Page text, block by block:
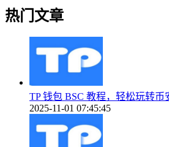
热门文章
TP 钱包 BSC 教程，轻松玩转币
2025-11-01 07:45:45